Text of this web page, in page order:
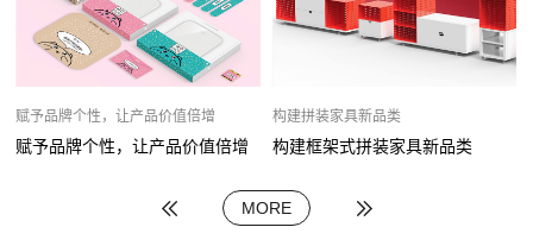
赋予品牌个性，让产品价值倍增
赋予品牌个性，让产品价值倍增
构建拼装家具新品类
构建框架式拼装家具新品类
MORE